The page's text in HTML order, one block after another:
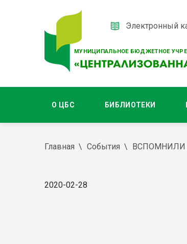
МУНИЦИПАЛЬНОЕ БЮДЖЕТНОЕ
Электронный
О ЦБС БИБЛИОТЕКИ
Главная События ВСПОМНИЛИ
2020-02-28